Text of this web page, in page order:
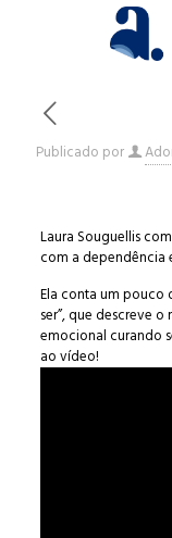
Publicado por
Laura Souguellis
com a dependência
Ela conta um pouco
ser”, que descreve
emocional curando
ao vídeo!